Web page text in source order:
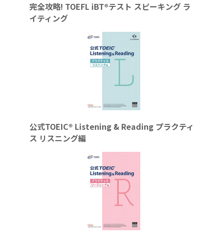
完全攻略! TOEFL iBT®テスト スピーキング ラ
イティング
公式TOEIC® Listening & Reading プラクティ
ス リスニング編